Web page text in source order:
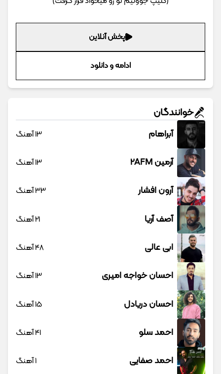
پخش آنلاین
ادامه و دانلود
خوانندگان
آبراهام 13 آهنگ
آرمین 2AFM 13 آهنگ
آرون افشار 33 آهنگ
آصف آریا 21 آهنگ
ابی عالی 48 آهنگ
احسان خواجه امیری 13 آهنگ
احسان دریادل 15 آهنگ
احمد سلو 41 آهنگ
احمد صفایی 1 آهنگ